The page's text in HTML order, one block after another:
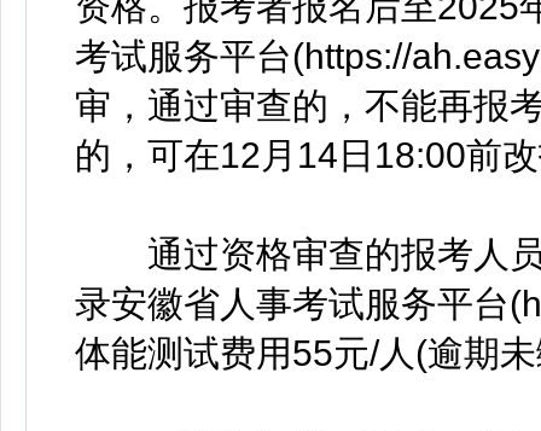
考试服务平台(https://
审，通过审查的，不能再报
的，可在12月14日18:00前
通过资格审查的报考人员
录安徽省人事考试服务平台
体能测试费用55元/人(逾期